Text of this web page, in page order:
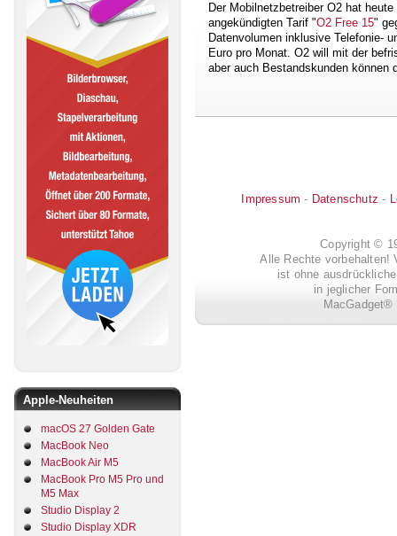
Apple-Neuheiten
macOS 27 Golden Gate
MacBook Neo
MacBook Air M5
MacBook Pro M5 Pro und
M5 Max
Studio Display 2
Studio Display XDR
Der Mobilnetzbetreiber O2 hat
angekündigten Tarif "O2 Free 15"
Datenvolumen inklusive Telefonie-
Euro pro Monat. O2 will mit der
aber auch Bestandskunden können
Impressum - Datenschutz -
Copyright ©
Alle Rechte vorbehalten!
ist ohne
in jeglicher
MacGadget®